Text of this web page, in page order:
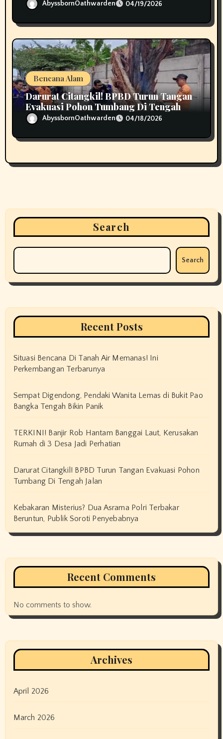
Perhatian
AbyssbornOathwarden 04/19/2026
Bencana Alam
Darurat Citangkil! BPBD Turun Tangan
Evakuasi Pohon Tumbang Di Tengah
JalanAbyssbornOathwarden 04/18/2026
Search
Search
Recent Posts
Situasi Bencana Di Tanah Air Memanas! Ini
Perkembangan Terbarunya
Sempat Digendong, Pendaki Wanita Lemas di Bukit Pao
Bangka Tengah Bikin Panik
TERKINI! Banjir Rob Hantam Banggai Laut, Kerusakan
Rumah di 3 Desa Jadi Perhatian
Darurat Citangkil! BPBD Turun Tangan Evakuasi Pohon
Tumbang Di Tengah Jalan
Kebakaran Misterius? Dua Asrama Polri Terbakar
Beruntun, Publik Soroti Penyebabnya
Recent Comments
No comments to show.
Archives
April 2026
March 2026